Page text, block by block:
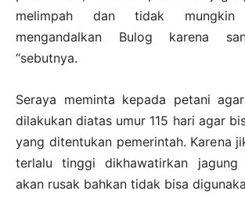
melimpah dan tidak
mengandalkan Bulog karena
“sebutnya.
Seraya meminta kepada petani
dilakukan diatas umur 115 hari agar
yang ditentukan pemerintah. Karena
terlalu tinggi dikhawatirkan jagung
akan rusak bahkan tidak bisa